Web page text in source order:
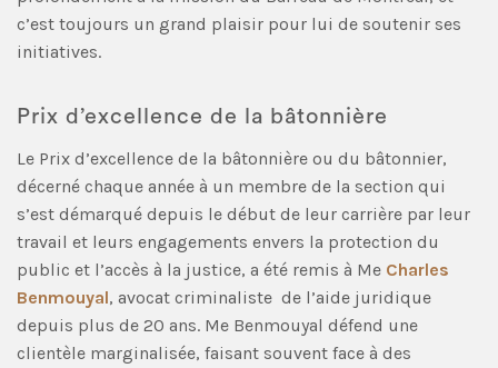
c’est toujours un grand plaisir pour lui de soutenir ses
initiatives.
Prix d’excellence de la bâtonnière
Le Prix d’excellence de la bâtonnière ou du bâtonnier,
décerné chaque année à un membre de la section qui
s’est démarqué depuis le début de leur carrière par leur
travail et leurs engagements envers la protection du
public et l’accès à la justice, a été remis à Me Charles
Benmouyal, avocat criminaliste de l’aide juridique
depuis plus de 20 ans. Me Benmouyal défend une
clientèle marginalisée, faisant souvent face à des